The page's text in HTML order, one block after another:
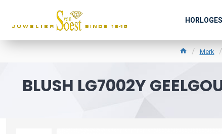
HORLOGES
Merk
BLUSH LG7002Y